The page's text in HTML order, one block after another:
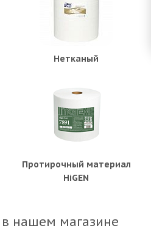
Нетканый
Протирочный материал
HiGEN
в нашем магазине